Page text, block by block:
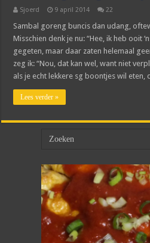
Sjoerd 9 april 2014 22
Sambal goreng buncis dan udang,
Misschien denk je nu: “Hee, ik heb ooit
gegeten, maar daar zaten helemaal
zeg ik: “Nou, dat kan wel, want niet
als je echt lekkere sg boontjes wil eten,
Lees verder »